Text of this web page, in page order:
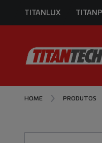
TITANLUX
HOME PRODUTOS